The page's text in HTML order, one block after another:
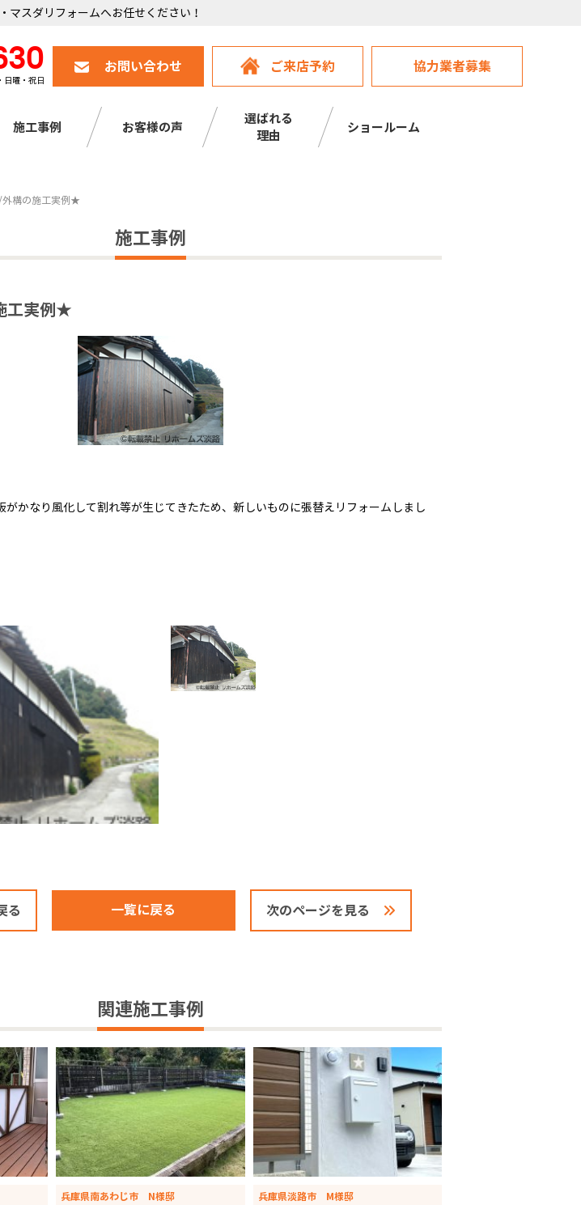
スダリフォームへお任せください！
曜・祝日
お問い合わせ ご来店予約 協力業者募集
施工事例 お客様の声
選ばれる
理由
ショールーム
構の施工実例★
施工事例
工実例★
がかなり風化して割れ等が生じてきたため、新しいものに張替えリフォームしまし
る 一覧に戻る 次のページを見る
関連施工事例
兵庫県南あわじ市 N様邸 兵庫県淡路市 M様邸